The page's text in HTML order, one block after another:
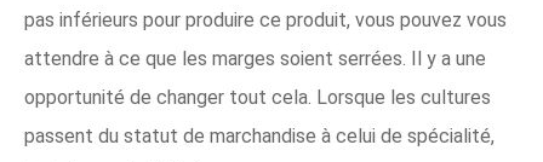
pas inférieurs pour produire ce produit, vous pouvez vous
attendre à ce que les marges soient serrées. Il y a une
opportunité de changer tout cela. Lorsque les cultures
passent du statut de marchandise à celui de spécialité,